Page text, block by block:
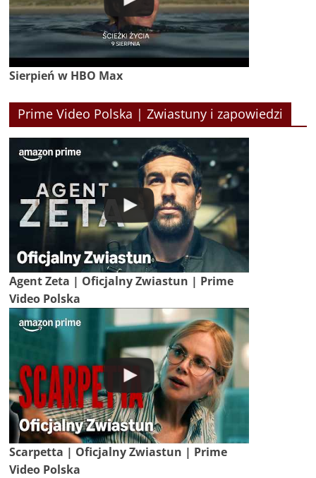
Sierpień w HBO Max
Prime Video Polska | Zwiastuny i zapowiedzi
Agent Zeta | Oficjalny Zwiastun | Prime
Video Polska
Scarpetta | Oficjalny Zwiastun | Prime
Video Polska